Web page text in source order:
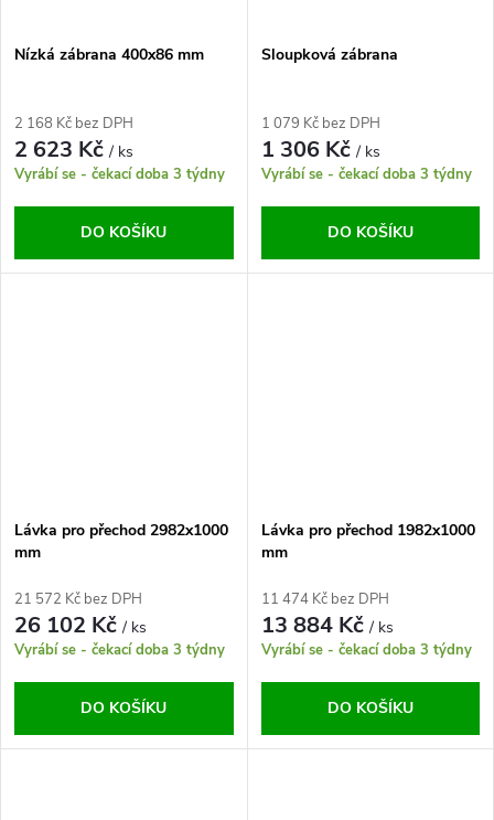
Nízká zábrana 400x86 mm
2 168 Kč bez DPH
2 623 Kč/ ks
Vyrábí se - čekací doba 3 týdny
DO KOŠÍKU
Sloupková zábrana
1 079 Kč bez DPH
1 306 Kč/ ks
Vyrábí se - čekací doba 3 týdny
DO KOŠÍKU
Lávka pro přechod 2982x1000
mm
21 572 Kč bez DPH
26 102 Kč/ ks
Vyrábí se - čekací doba 3 týdny
DO KOŠÍKU
Lávka pro přechod 1982x1000
mm
11 474 Kč bez DPH
13 884 Kč/ ks
Vyrábí se - čekací doba 3 týdny
DO KOŠÍKU